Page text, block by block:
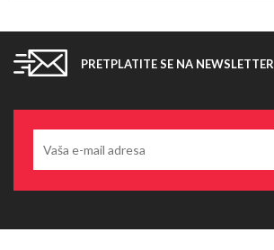
PRETPLATITE SE NA NEWSLETTER